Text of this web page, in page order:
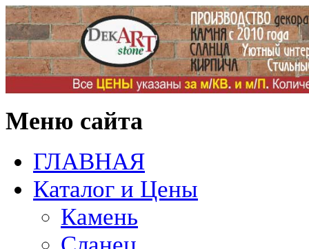
Меню сайта
ГЛАВНАЯ
Каталог и Цены
Камень